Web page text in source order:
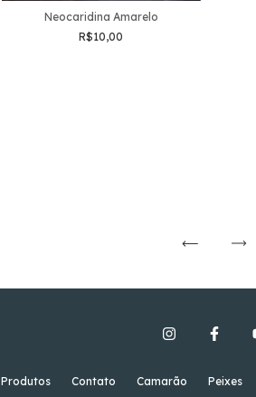
Neocaridina Amarelo
R$10,00
Produtos Contato Camarão Peixes